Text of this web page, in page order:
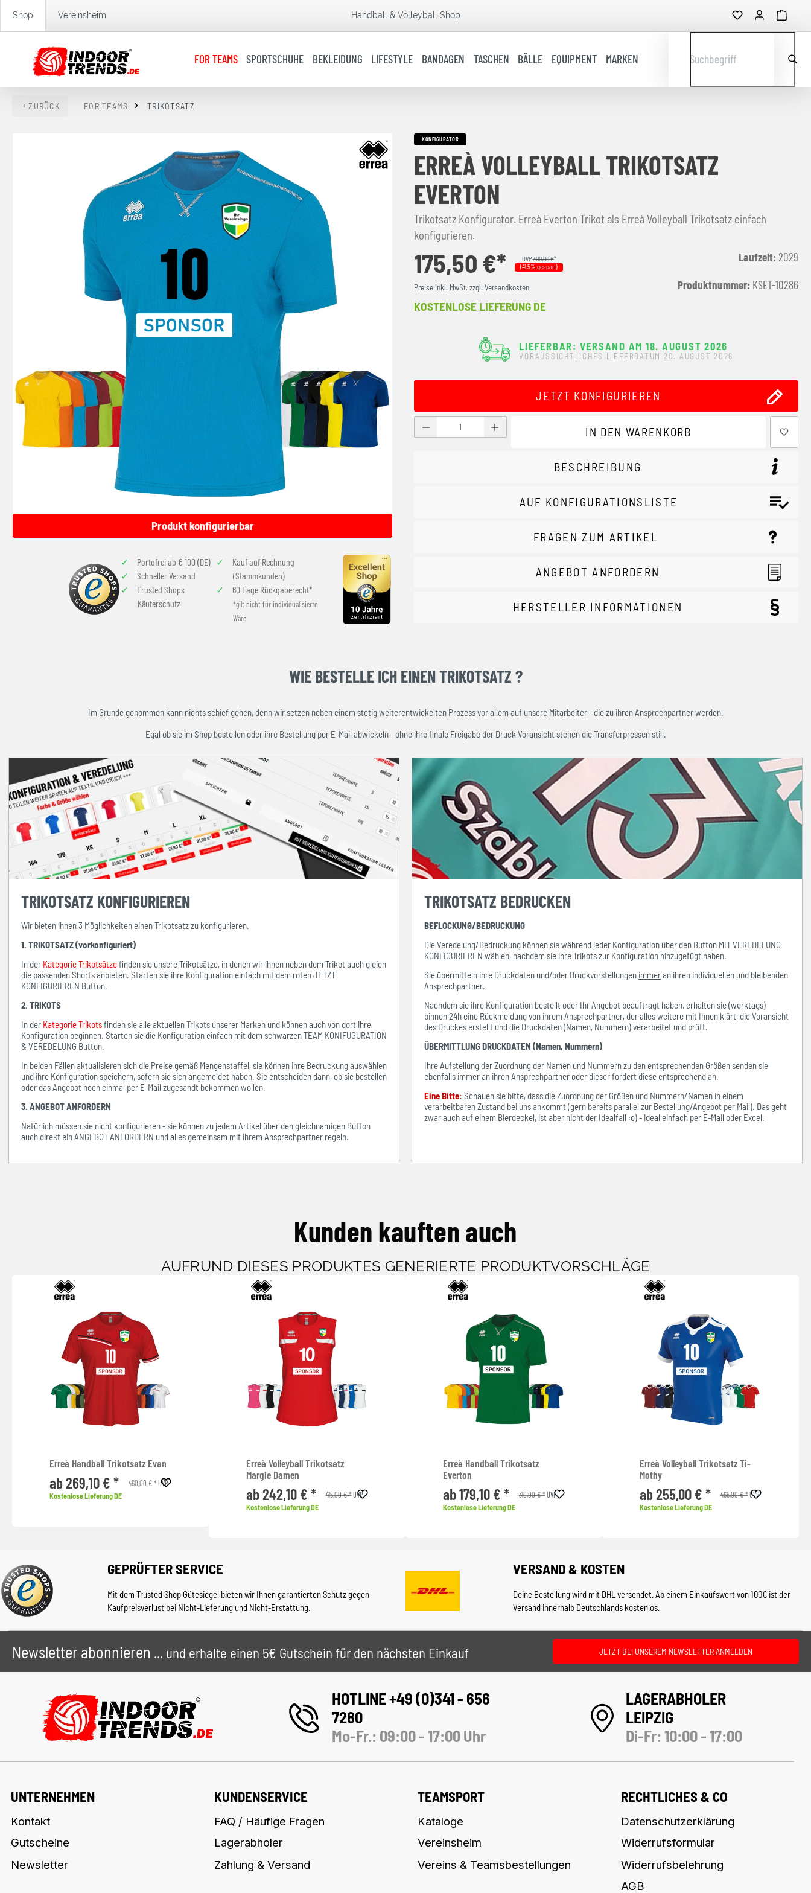
Zur Hauptnavigation springen
Shop Vereinsheim Handball & Volleyball Shop
FOR TEAMS SPORTSCHUHE BEKLEIDUNG LIFESTYLE BANDAGEN TASCHEN BÄLLE EQUIPMENT MARKEN Suchbegriff
ZURÜCK FOR TEAMS TRIKOTSATZ
Produkt konfigurierbar
Portofrei ab € 100 (DE)
Schneller Versand
Trusted Shops
Käuferschutz
Kauf auf Rechnung
(Stammkunden)
60 Tage Rückgaberecht*
*gilt nicht für individualisierte
Ware
KONFIGURATOR
ERREÀ VOLLEYBALL TRIKOTSATZ
EVERTON
Trikotsatz Konfigurator. Erreà Everton Trikot als Erreà Volleyball Trikotsatz einfach
konfigurieren.
175,50 €* UVP300,00 €*
(41.5% gespart)
Preise inkl. MwSt. zzgl. Versandkosten
Laufzeit: 2029
Produktnummer: KSET-10286
KOSTENLOSE LIEFERUNG DE
LIEFERBAR: VERSAND AM 18. AUGUST 2026
VORAUSSICHTLICHES LIEFERDATUM 20. AUGUST 2026
JETZT KONFIGURIEREN
Produkt Anzahl: Gib den gewünschten Wert ein oder benutze die Schaltflächen
IN DEN WARENKORB
BESCHREIBUNG
AUF KONFIGURATIONSLISTE
FRAGEN ZUM ARTIKEL
ANGEBOT ANFORDERN
HERSTELLER INFORMATIONEN
WIE BESTELLE ICH EINEN TRIKOTSATZ ?
Im Grunde genommen kann nichts schief gehen, denn wir setzen neben einem stetig weiterentwickelten Prozess vor allem auf unsere Mitarbeiter - die zu ihren Ansprechpartner werden.
Egal ob sie im Shop bestellen oder ihre Bestellung per E-Mail abwickeln - ohne ihre finale Freigabe der Druck Voransicht stehen die Transferpressen still.
TRIKOTSATZ KONFIGURIEREN
Wir bieten ihnen 3 Möglichkeiten einen Trikotsatz zu konfigurieren.
1. TRIKOTSATZ (vorkonfiguriert)
In der Kategorie Trikotsätzefinden sie unsere Trikotsätze, in denen wir ihnen neben dem Trikot auch gleich
die passenden Shorts anbieten. Starten sie ihre Konfiguration einfach mit dem roten JETZT
KONFIGURIEREN Button.
2. TRIKOTS
In der Kategorie Trikotsfinden sie alle aktuellen Trikots unserer Marken und können auch von dort ihre
Konfiguration beginnen. Starten sie die Konfiguration einfach mit dem schwarzen TEAM KONIFUGURATION
& VEREDELUNG Button.
In beiden Fällen aktualisieren sich die Preise gemäß Mengenstaffel, sie können ihre Bedruckung auswählen
und ihre Konfiguration speichern, sofern sie sich angemeldet haben. Sie entscheiden dann, ob sie bestellen
oder das Angebot noch einmal per E-Mail zugesandt bekommen wollen.
3. ANGEBOT ANFORDERN
Natürlich müssen sie nicht konfigurieren - sie können zu jedem Artikel über den gleichnamigen Button
auch direkt ein ANGEBOT ANFORDERN und alles gemeinsam mit ihrem Ansprechpartner regeln.
TRIKOTSATZ BEDRUCKEN
BEFLOCKUNG/BEDRUCKUNG
Die Veredelung/Bedruckung können sie während jeder Konfiguration über den Button MIT VEREDELUNG
KONFIGURIEREN wählen, nachdem sie ihre Trikots zur Konfiguration hinzugefügt haben.
Sie übermitteln ihre Druckdaten und/oder Druckvorstellungen immeran ihren individuellen und bleibenden
Ansprechpartner.
Nachdem sie ihre Konfiguration bestellt oder Ihr Angebot beauftragt haben, erhalten sie (werktags)
binnen 24h eine Rückmeldung von ihrem Ansprechpartner, der alles weitere mit Ihnen klärt, die Voransicht
des Druckes erstellt und die Druckdaten (Namen, Nummern) verarbeitet und prüft.
ÜBERMITTLUNG DRUCKDATEN (Namen, Nummern)
Ihre Aufstellung der Zuordnung der Namen und Nummern zu den entsprechenden Größen senden sie
ebenfalls immer an ihren Ansprechpartner oder dieser fordert diese entsprechend an.
Eine Bitte: Schauen sie bitte, dass die Zuordnung der Größen und Nummern/Namen in einem
verarbeitbaren Zustand bei uns ankommt (gern bereits parallel zur Bestellung/Angebot per Mail). Das geht
zwar auch auf einem Bierdeckel, ist aber nicht der Idealfall ;o) - ideal einfach per E-Mail oder Excel.
Kunden kauften auch
AUFRUND DIESES PRODUKTES GENERIERTE PRODUKTVORSCHLÄGE
Erreà Handball Trikotsatz Evan
ab 269,10 € * 460,00 € *UVP
Kostenlose Lieferung DE
Erreà Volleyball Trikotsatz
Margie Damen
ab 242,10 € * 415,00 € *UVP
Kostenlose Lieferung DE
Erreà Handball Trikotsatz
Everton
ab 179,10 € * 310,00 € *UVP
Kostenlose Lieferung DE
Erreà Volleyball Trikotsatz Ti-
Mothy
ab 255,00 € * 465,00 € *UVP
Kostenlose Lieferung DE
GEPRÜFTER SERVICE
Mit dem Trusted Shop Gütesiegel bieten wir Ihnen garantierten Schutz gegen
Kaufpreisverlust bei Nicht-Lieferung und Nicht-Erstattung.
VERSAND & KOSTEN
Deine Bestellung wird mit DHL versendet. Ab einem Einkaufswert von 100€ ist der
Versand innerhalb Deutschlands kostenlos.
Newsletter abonnieren ... und erhalte einen 5€ Gutschein für den nächsten Einkauf JETZT BEI UNSEREM NEWSLETTER ANMELDEN
HOTLINE +49 (0)341 - 656
7280
Mo-Fr.: 09:00 - 17:00 Uhr
LAGERABHOLER
LEIPZIG
Di-Fr: 10:00 - 17:00
UNTERNEHMEN
Kontakt
Gutscheine
Newsletter
KUNDENSERVICE
FAQ / Häufige Fragen
Lagerabholer
Zahlung & Versand
TEAMSPORT
Kataloge
Vereinsheim
Vereins & Teamsbestellungen
RECHTLICHES & CO
Datenschutzerklärung
Widerrufsformular
Widerrufsbelehrung
AGB